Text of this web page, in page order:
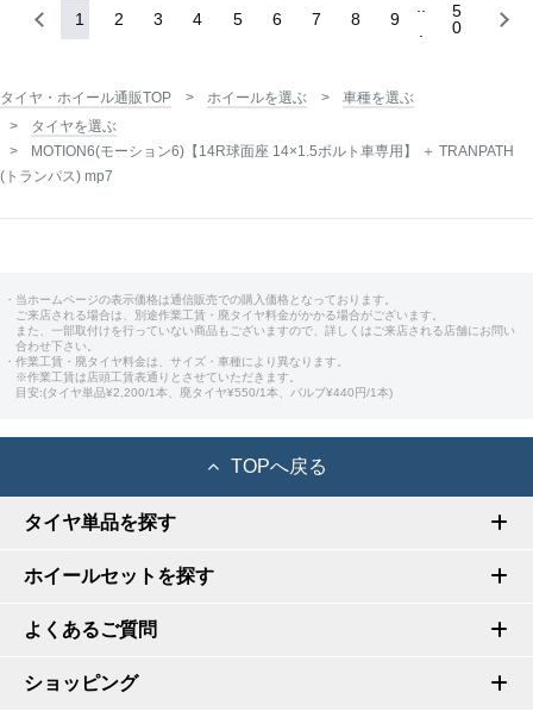
1 2 3 4 5 6 7 8 9
5
0
タイヤ・ホイール通販TOP ホイールを選ぶ
車種を選ぶ
タイヤを選ぶ
MOTION6(モーション6)【14R球面座 14×1.5ボルト車専用】 ＋ TRANPATH
(トランパス) mp7
・当ホームページの表示価格は通信販売での購入価格となっております。
ご来店される場合は、別途作業工賃・廃タイヤ料金がかかる場合がございます。
また、一部取付けを行っていない商品もございますので、詳しくはご来店される店舗にお問い
合わせ下さい。
・作業工賃・廃タイヤ料金は、サイズ・車種により異なります。
※作業工賃は店頭工賃表通りとさせていただきます。
目安:(タイヤ単品¥2,200/1本、廃タイヤ¥550/1本、バルブ¥440円/1本)
TOPへ戻る
タイヤ単品を探す
ホイールセットを探す
よくあるご質問
ショッピング